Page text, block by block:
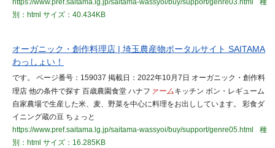
https://www.pref.saitama.lg.jp/saitama-wassyoi/buy/support/genre03.html
種
別：html サイズ：40.434KB
オーガニック・創作料理店 | 埼玉農産物ポータルサイト SAITAMA
わっしょい！
です。 ページ番号：159037 掲載日：2022年10月7日 オーガニック・創作料
理店 他の条件で探す 百歳農園食堂 ハナフ ァームキッチン ボン・レギューム
自家農場で生産した米、麦、野菜を中心に料理をお出ししています。 彩食ダ
イニング蔵の豆 ちょっと
https://www.pref.saitama.lg.jp/saitama-wassyoi/buy/support/genre05.html
種
別：html サイズ：16.285KB